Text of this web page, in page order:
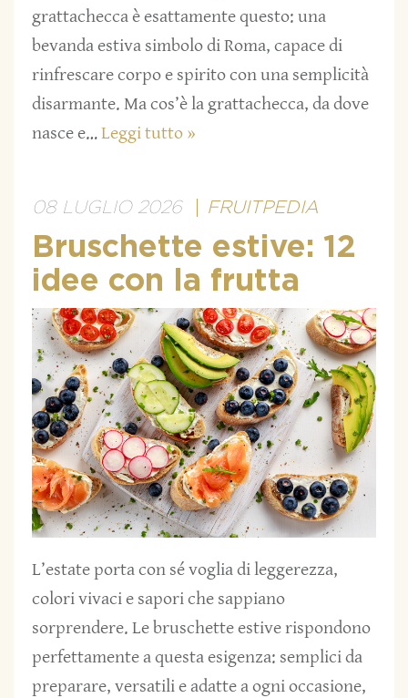
grattachecca è esattamente questo: una
bevanda estiva simbolo di Roma, capace di
rinfrescare corpo e spirito con una semplicità
disarmante. Ma cos’è la grattachecca, da dove
nasce e…Leggi tutto »
08 LUGLIO 2026 FRUITPEDIA
Bruschette estive: 12
idee con la frutta
L’estate porta con sé voglia di leggerezza,
colori vivaci e sapori che sappiano
sorprendere. Le bruschette estive rispondono
perfettamente a questa esigenza: semplici da
preparare, versatili e adatte a ogni occasione,